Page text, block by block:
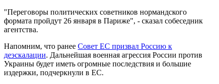
"Переговоры политических советников нормандского
формата пройдут 26 января в Париже", - сказал собеседник
агентства.
Напомним, что ранее Совет ЕС призвал Россию к
деэскалации. Дальнейшая военная агрессия России против
Украины будет иметь огромные последствия и большие
издержки, подчеркнули в ЕС.